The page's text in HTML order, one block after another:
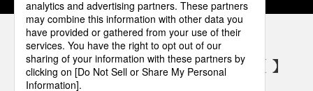
パナソニックの電気設備 SNSアカウント